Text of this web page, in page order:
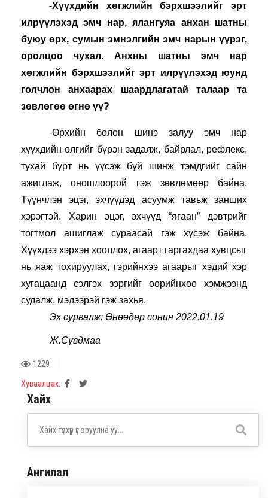
-Хүүхдийн хөгжлийн бэрхшээлийг эрт
илрүүлэхэд эмч нар, ялангуяа анхан шатны
буюу өрх, сумын эмнэлгийн эмч нарын үүрэг,
оролцоо чухал. Анхны шатны эмч нар
хөгжлийн бэрхшээлийг эрт илрүүлэхэд юунд
голчлон анхаарах шаардлагатай талаар та
зөвлөгөө өгнө үү?
-Өрхийн болон шинэ залуу эмч нар
хүүхдийн өлгийг бүрэн задалж, байрлал, рефлекс,
тухай бүрт нь үүсэж буй шинж тэмдгийг сайн
ажиглаж, оношлоорой гэж зөвлөмөөр байна.
Түүнчлэн эцэг, эхчүүдэд асуумж тавьж занших
хэрэгтэй. Харин эцэг, эхчүүд “ягаан” дэвтрийг
тогтмол ашиглаж сураасай гэж хүсэж байна.
Хүүхдээ хэрхэн хооллох, агаарт гаргахдаа хувцсыг
нь яаж тохируулах, гэрийнхээ агаарыг хэдий хэр
хугацаанд сэлгэх зэргийг өөрийнхөө хэмжээнд
судалж, мэдээрэй гэж захья.
Эх сурвалж: Өнөөдөр сонин 2022.01.19
Ж.Сувдмаа
1229
Хуваалцах:
Хайх
Ангилал